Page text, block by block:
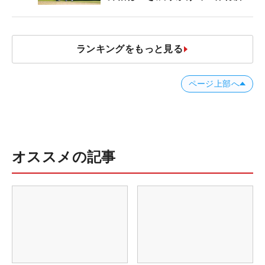
ランキングをもっと見る
ページ上部へ
オススメの記事